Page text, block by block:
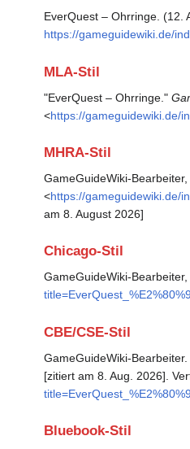
EverQuest – Ohrringe. (12.
https://gameguidewiki.de/
MLA-Stil
"EverQuest – Ohrringe."
<https://gameguidewiki.de/
MHRA-Stil
GameGuideWiki-
<https://gameguidewiki.de/
am 8. August 2026]
Chicago-Stil
GameGuideWiki-
CBE/CSE-Stil
GameGuideWiki-
[zitiert am 8. Aug. 2026].
Bluebook-Stil